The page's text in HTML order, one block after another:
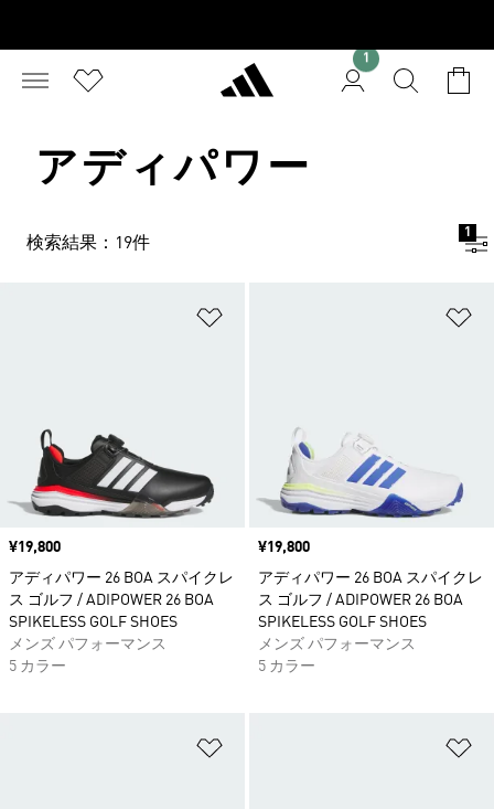
1
アディパワー
検索結果：19件
1
価格
¥19,800
アディパワー 26 BOA スパイクレ
ス ゴルフ / ADIPOWER 26 BOA
SPIKELESS GOLF SHOES
メンズ パフォーマンス
5 カラー
価格
¥19,800
アディパワー 26 BOA スパイクレ
ス ゴルフ / ADIPOWER 26 BOA
SPIKELESS GOLF SHOES
メンズ パフォーマンス
5 カラー